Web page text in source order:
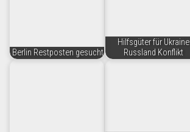
Berlin Restposten gesucht
Hilfsgüter für Ukraine
Russland Konflikt